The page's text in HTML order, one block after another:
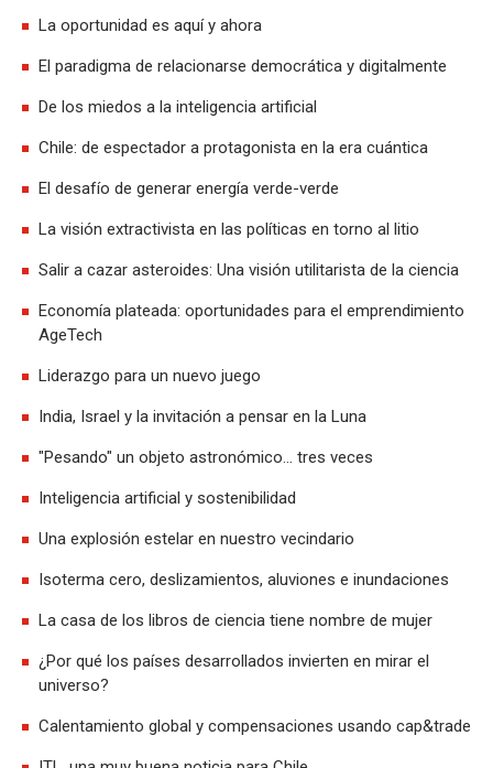
Calentamiento global y compensaciones usando cap&trade
¿Por qué los países desarrollados invierten en mirar el
universo?
La casa de los libros de ciencia tiene nombre de mujer
Isoterma cero, deslizamientos, aluviones e inundaciones
Una explosión estelar en nuestro vecindario
Inteligencia artificial y sostenibilidad
"Pesando" un objeto astronómico… tres veces
India, Israel y la invitación a pensar en la Luna
Liderazgo para un nuevo juego
Economía plateada: oportunidades para el emprendimiento
AgeTech
Salir a cazar asteroides: Una visión utilitarista de la ciencia
La visión extractivista en las políticas en torno al litio
El desafío de generar energía verde-verde
Chile: de espectador a protagonista en la era cuántica
De los miedos a la inteligencia artificial
El paradigma de relacionarse democrática y digitalmente
La oportunidad es aquí y ahora